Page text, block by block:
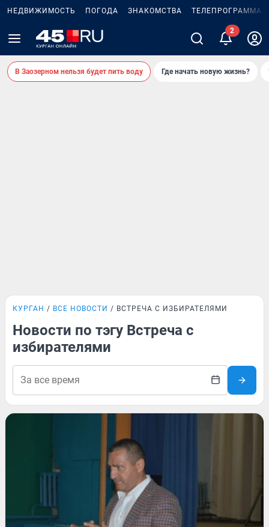
НЕДВИЖИМОСТЬ ПОГОДА ЗНАКОМСТВА ТЕЛЕПРОГРАММА
2
В Заозерном нельзя будет пить воду Где начать новую жизнь?
КУРГАН ВСЕ НОВОСТИ ВСТРЕЧА С ИЗБИРАТЕЛЯМИ
Новости по тэгу Встреча с
избирателями